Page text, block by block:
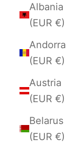
Albania
(EUR €)
Andorra
(EUR €)
Austria
(EUR €)
Belarus
(EUR €)